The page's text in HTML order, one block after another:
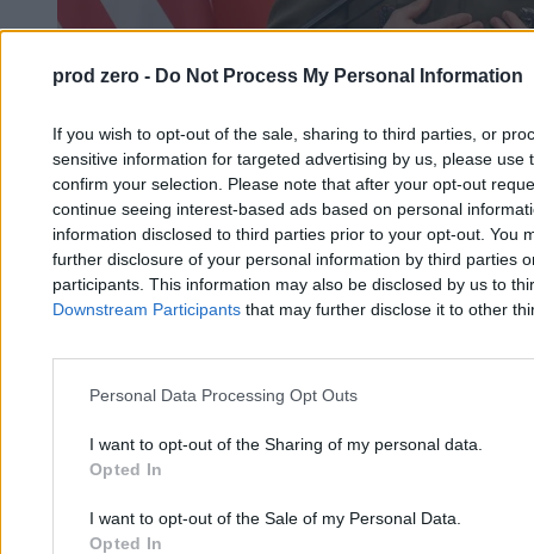
prod zero - Do Not Process My Personal Information
If you wish to opt-out of the sale, sharing to third parties, or
sensitive information for targeted advertising by us, please use
confirm your selection. Please note that after your opt-out
continue seeing interest-based ads based on personal
information disclosed to third parties prior to your opt-out. You
further disclosure of your personal information by third parties
participants. This information may also be disclosed by us to
Downstream Participants that may further disclose it to other
Personal Data Processing Opt Outs
I want to opt-out of the Sharing of my personal data.
Opted In
I want to opt-out of the Sale of my Personal Data.
Opted In
Ważne stanowisko dla Polaka w NATO. Co dalej z
cyberwojskiem?
Anna Wittenberg
17.03.2026
Czy cyberwojsko umie strzelać? Pierwszy wywiad gen. Molendy